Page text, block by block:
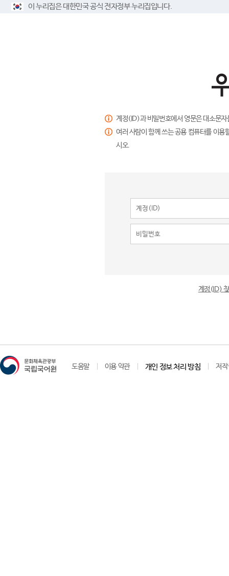
이 누리집은 대한민국 공식 전자정부 누리집입니다.
계정(ID)과 비밀번호에서 영문은 대소문
여러 사람이 함께 쓰는 공용 컴퓨터를 이
시오.
계정(ID)
도움말 이용 약관 개인 정보 처리 방침 저